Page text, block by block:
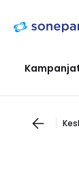
navigointiin